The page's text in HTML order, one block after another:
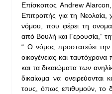
Επίσκοπος Andrew
Επιτροπής για τη Νεολαία,
νόμου, που φέρει τη
από Βουλή και Γερουσία,”
“ O νόμος προστατεύει
οικογένειας και
και τα δικαιώματα των
δικαίωμα να ονειρεύονται
τους, όπως επιθυμούν, το